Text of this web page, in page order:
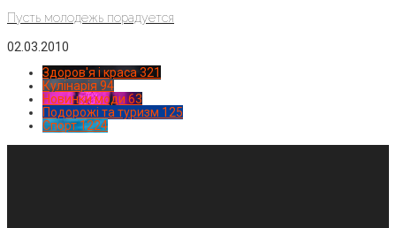
Пусть молодежь порадуется
02.03.2010
Здоров'я і краса 321
Кулінарія 94
Новинки моди 63
Подорожі та туризм 125
Спорт1224